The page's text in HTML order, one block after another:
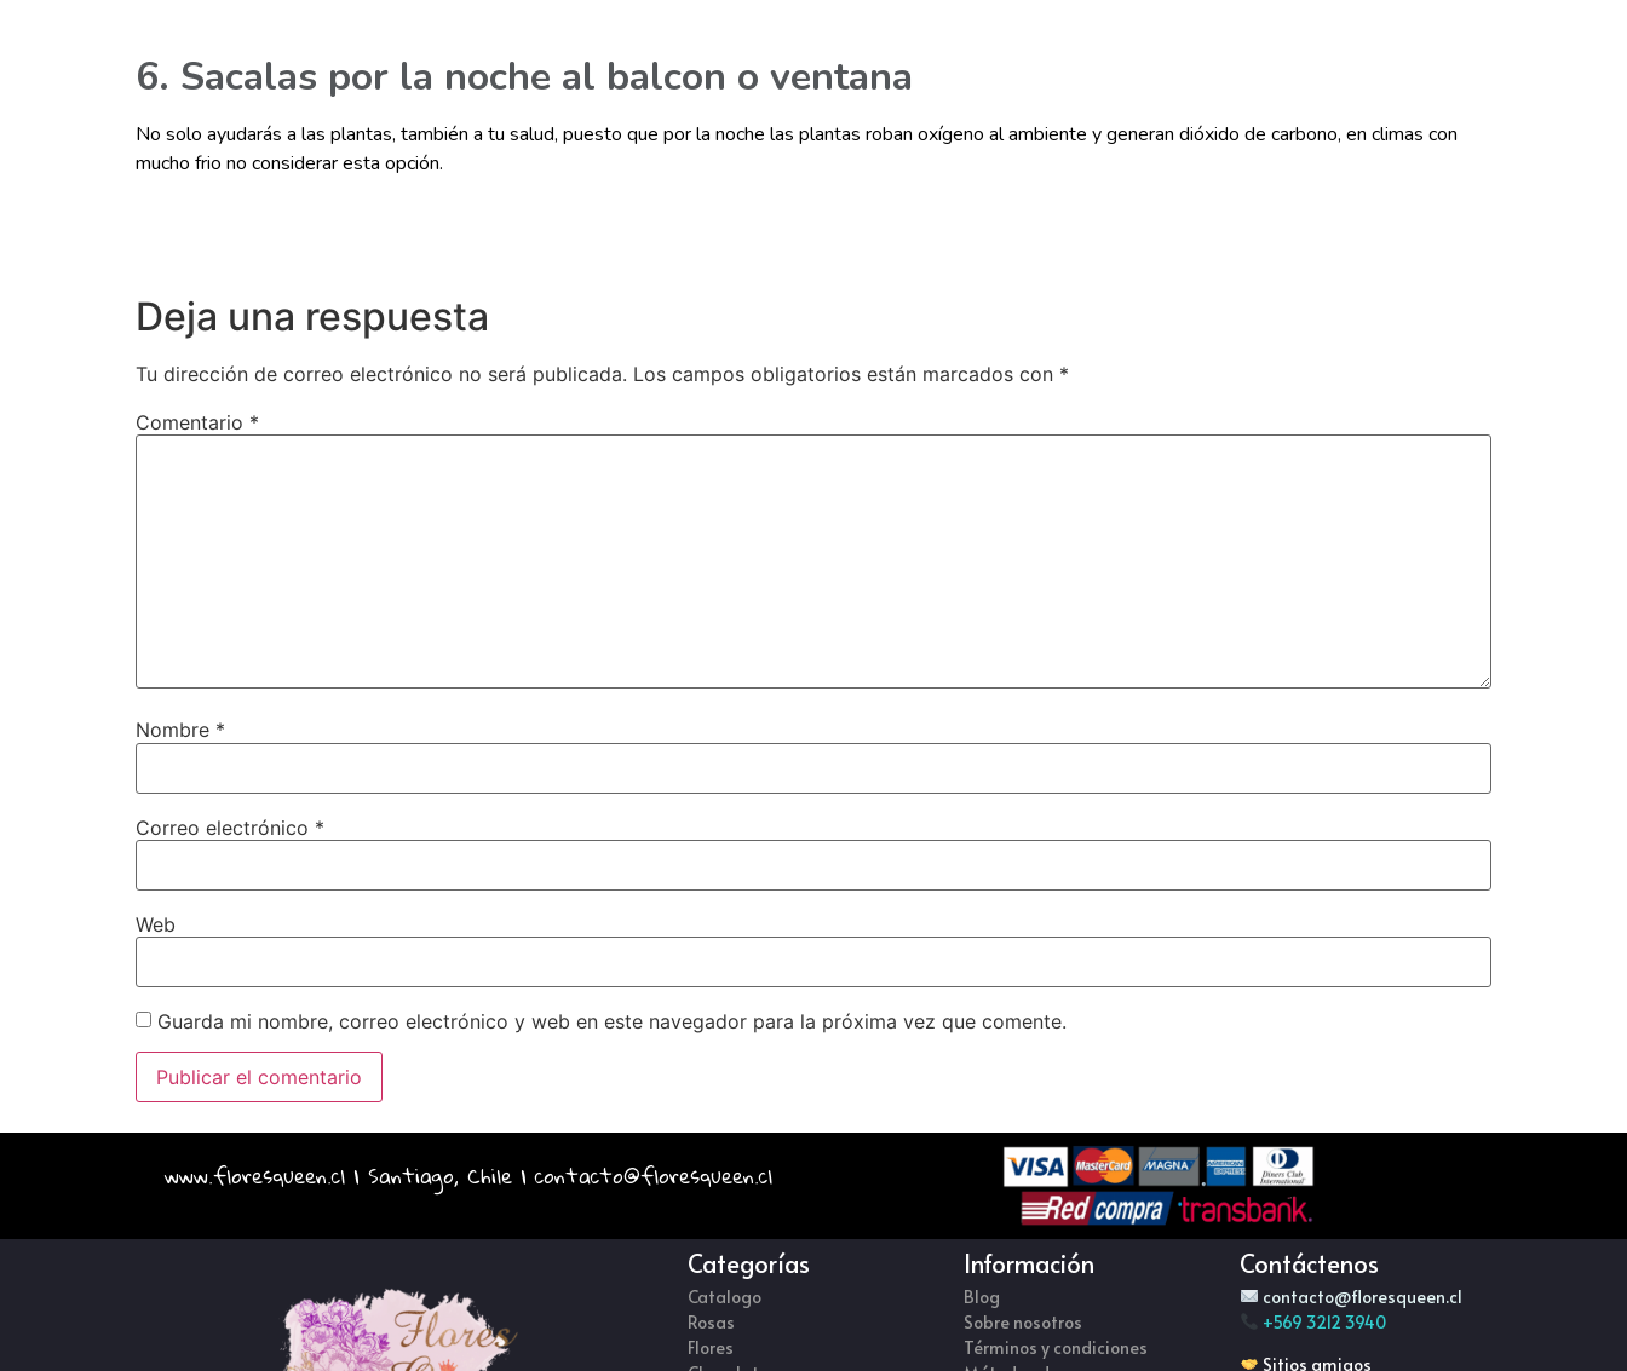
6. Sacalas por la noche al balcon o ventana
No solo ayudarás a las plantas, también a tu salud, puesto que por la noche las plantas roban oxígeno al ambiente y generan dióxido de carbono, en climas con
mucho frio no considerar esta opción.
Deja una respuesta
Tu dirección de correo electrónico no será publicada. Los campos obligatorios están marcados con *
Comentario *
Nombre *
Correo electrónico *
Web
Guarda mi nombre, correo electrónico y web en este navegador para la próxima vez que comente.
www.floresqueen.cl | Santiago, Chile | contacto@floresqueen.cl
Categorías
Catalogo
Rosas
Flores
Información
Blog
Sobre nosotros
Términos y condiciones
Contáctenos
contacto@floresqueen.cl
+569 3212 3940
Sitios amigos